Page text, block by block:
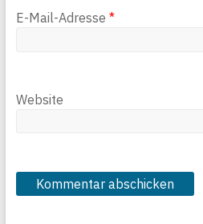
E-Mail-Adresse *
Website